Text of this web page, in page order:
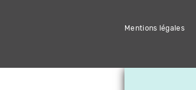
Mentions légales